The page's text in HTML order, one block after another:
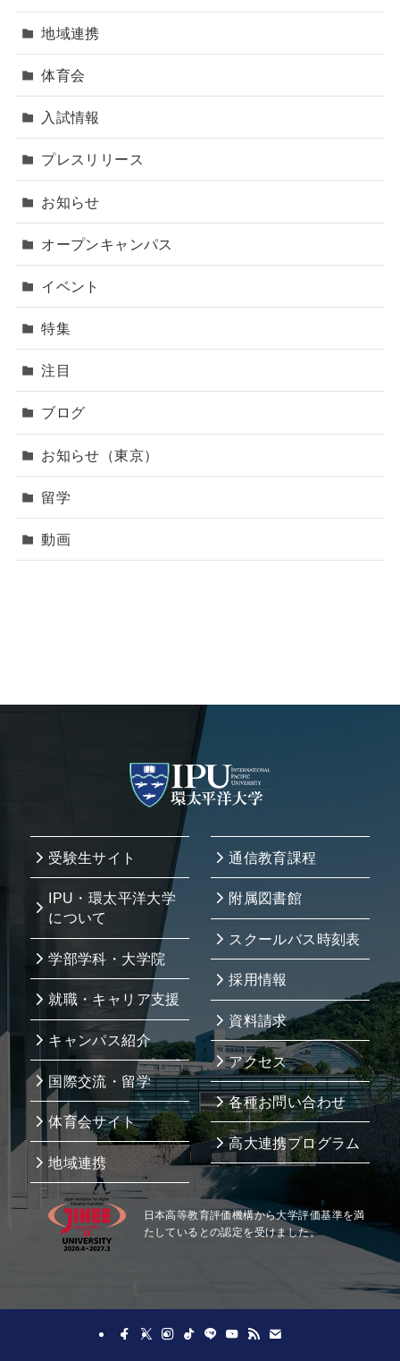
地域連携
体育会
入試情報
プレスリリース
お知らせ
オープンキャンパス
イベント
特集
注目
ブログ
お知らせ（東京）
留学
動画
受験生サイト
IPU・環太平洋大学
について
学部学科・大学院
就職・キャリア支援
キャンパス紹介
国際交流・留学
体育会サイト
地域連携
通信教育課程
附属図書館
スクールバス時刻表
採用情報
資料請求
アクセス
各種お問い合わせ
高大連携プログラム
日本高等教育評価機構から大学評価基準を満
たしているとの認定を受けました。